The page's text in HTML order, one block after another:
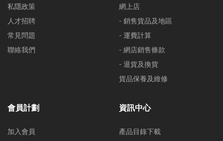
私隱政策
人才招聘
常見問題
聯絡我們
網上店
- 銷售貨品及地區
- 運費計算
- 網店銷售條款
- 退貨及換貨
貨品保養及維修
會員計劃
加入會員
資訊中心
產品目錄下載